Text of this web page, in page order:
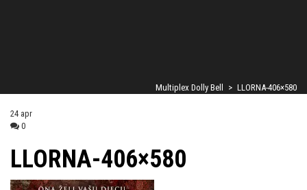
Multiplex Dolly Bell > LLORNA-406×580
24 apr
0
LLORNA-406×580